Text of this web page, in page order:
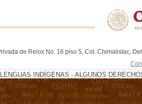
de Relox No. 16 piso 5, Col. Chimalistac,
INDÍGENAS - ALGUNOS